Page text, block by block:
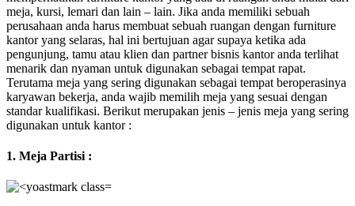
meja, kursi, lemari dan lain – lain. Jika anda memiliki sebuah
perusahaan anda harus membuat sebuah ruangan dengan furniture
kantor yang selaras, hal ini bertujuan agar supaya ketika ada
pengunjung, tamu atau klien dan partner bisnis kantor anda terlihat
menarik dan nyaman untuk digunakan sebagai tempat rapat.
Terutama meja yang sering digunakan sebagai tempat beroperasinya
karyawan bekerja, anda wajib memilih meja yang sesuai dengan
standar kualifikasi. Berikut merupakan jenis – jenis meja yang sering
digunakan untuk kantor :
1. Meja Partisi :